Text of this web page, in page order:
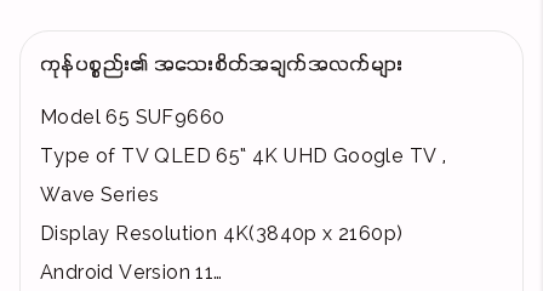
ကုန်ပစ္စည်း၏ အသေးစိတ်အချက်အလက်များ
Model 65 SUF9660
Type of TV QLED 65“ 4K UHD Google TV ,
Wave Series
Display Resolution 4K(3840p x 2160p)
Android Version 11